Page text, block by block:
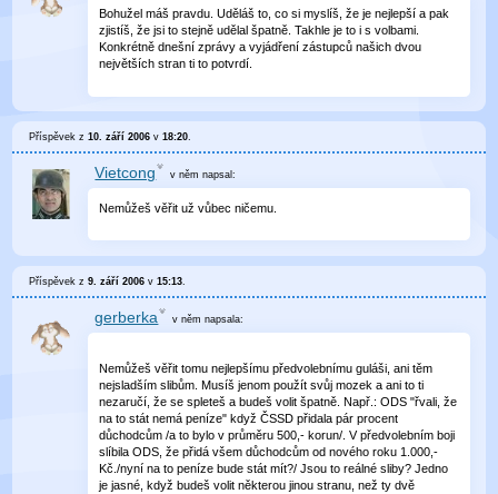
Bohužel máš pravdu. Uděláš to, co si myslíš, že je nejlepší a pak
zjistíš, že jsi to stejně udělal špatně. Takhle je to i s volbami.
Konkrétně dnešní zprávy a vyjádření zástupců našich dvou
největších stran ti to potvrdí.
Příspěvek z10. září 2006 v18:20.
Vietcong v něm napsal:
Nemůžeš věřit už vůbec ničemu.
Příspěvek z9. září 2006 v15:13
gerberka v něm napsala:
Nemůžeš věřit tomu nejlepšímu předvolebnímu guláši, ani těm
nejsladším slibům. Musíš jenom použít svůj mozek a ani to ti
nezaručí, že se spleteš a budeš volit špatně. Např.: ODS "řvali, že
na to stát nemá peníze" když ČSSD přidala pár procent
důchodcům /a to bylo v průměru 500,- korun/. V předvolebním boji
slíbila ODS, že přidá všem důchodcům od nového roku 1.000,-
Kč./nyní na to peníze bude stát mít?/ Jsou to reálné sliby? Jedno
je jasné, když budeš volit některou jinou stranu, než ty dvě